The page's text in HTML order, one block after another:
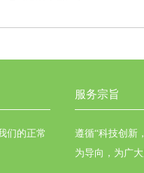
们的正常
服务宗旨
遵循“科技创新
为导向，为广